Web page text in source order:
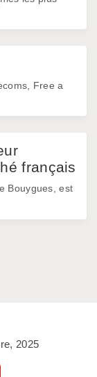
Free a
français
Bouygues, est
2025